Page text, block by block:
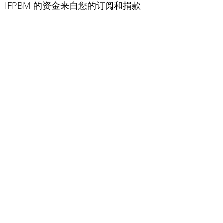
IFPBM 的资金来自您的订阅和捐款